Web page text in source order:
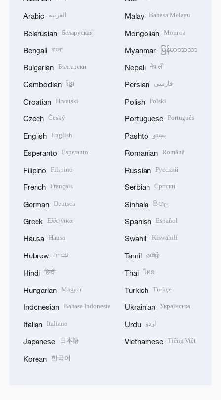
Arabic العربية
Belarusian Беларуская
Bengali বাংলা
Bulgarian Български
Cambodian ខ្មែរ
Croatian Hrvatski
Czech Český
English English
Esperanto Esperanto
Filipino Filipino
French Français
German Deutsch
Greek Ελληνικά
Hausa Hausa
Hebrew עברית
Hindi हिन्दी
Hungarian Magyar
Indonesian Bahasa Indonesia
Italian Italiano
Japanese 日本語
Korean 한국어
Malay Bahasa Melayu
Mongolian Монгол
Myanmar မြန်မာဘာသာ
Nepali नेपाली
Persian فارسی
Polish Polski
Portuguese Português
Pashto پښتو
Romanian Română
Russian Русский
Serbian Српски
Sinhala සිංහල
Spanish Español
Swahili Kiswahili
Tamil தமிழ்
Thai ไทย
Turkish Türkçe
Ukrainian Українська
Urdu اردو
Vietnamese Tiếng Việt